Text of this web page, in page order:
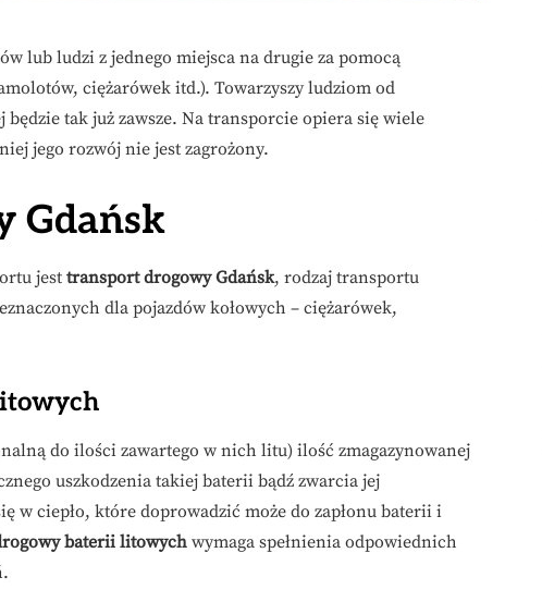
lub ludzi z jednego miejsca na drugie za pomocą
ciężarówek itd.). Towarzyszy ludziom od
tak już zawsze. Na transporcie opiera się wiele
jego rozwój nie jest zagrożony.
Gdańsk
jest transport drogowy Gdańsk, rodzaj transportu
dla pojazdów kołowych – ciężarówek,
do ilości zawartego w nich litu) ilość zmagazynowanej
uszkodzenia takiej baterii bądź zwarcia jej
w ciepło, które doprowadzić może do zapłonu baterii i
baterii litowychwymaga spełnienia odpowiednich